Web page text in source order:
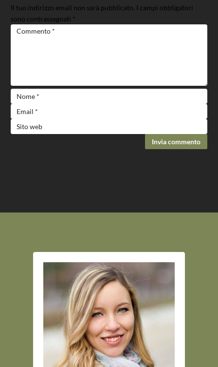
Il tuo indirizzo email non sarà pubblicato. I campi obbligatori
sono contrassegnati *
Invia commento